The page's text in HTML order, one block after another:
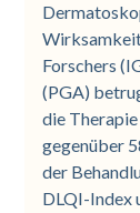
Forschers
(PGA)
die
gegenüber
der
DLQI-Index